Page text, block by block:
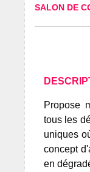
SALON DE
Propose
tous les
uniques
concept
en